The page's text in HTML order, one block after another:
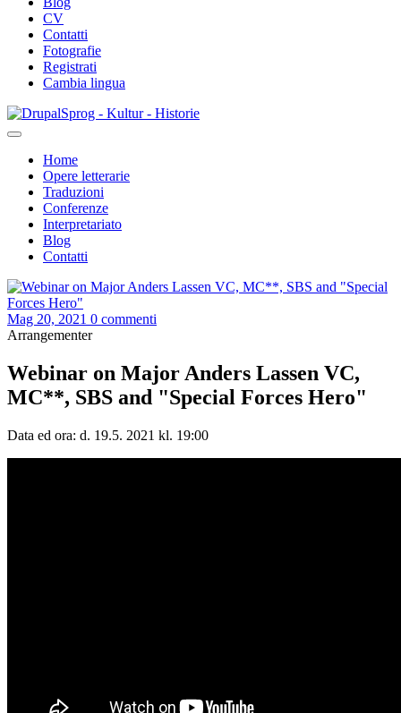
CV
Contatti
Fotografie
Registrati
Cambia lingua
Salta
al
principale
Sprog - Kultur - Historie
Primær
navigation
Home
Opere letterarie
Traduzioni
Conferenze
Interpretariato
Blog
Contatti
Mag 20, 2021 0 commenti
Arrangementer
Webinar on Major Anders Lassen VC,
MC**, SBS and "Special Forces Hero"
Data ed ora: d. 19.5. 2021 kl. 19:00